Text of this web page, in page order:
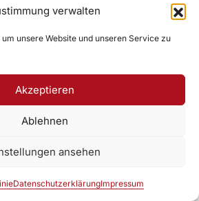
verwalten
unsere Website und unseren Service zu
Akzeptieren
Ablehnen
ansehen
DatenschutzerklärungImpressum
Unser YouTube-Kanal
Zur DAV Webseite